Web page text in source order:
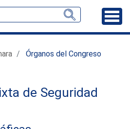
Órganos del Congreso
de Seguridad